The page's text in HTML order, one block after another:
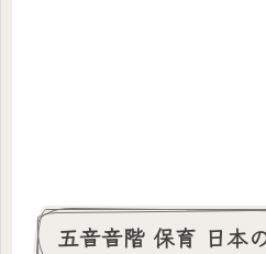
五音音階 保育 日本